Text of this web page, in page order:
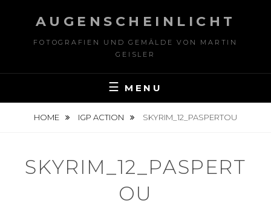
content
AUGENSCHEINLICHT
FOTOGRAFIEN UND GEMÄLDE VON MARTIN
GEISLER
MENU
HOME IGP ACTION SKYRIM_12_PASPERTOU
SKYRIM_12_PASPERT
OU